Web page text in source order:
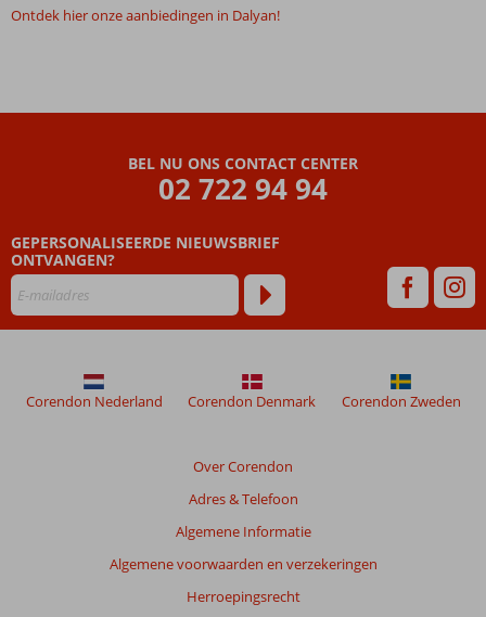
Ontdek hier onze aanbiedingen in Dalyan!
BEL NU ONS CONTACT CENTER
02 722 94 94
GEPERSONALISEERDE NIEUWSBRIEF
ONTVANGEN?
Over Corendon
Adres & Telefoon
Algemene Informatie
Algemene voorwaarden en verzekeringen
Herroepingsrecht
Corendon Nederland Corendon Denmark Corendon Zweden